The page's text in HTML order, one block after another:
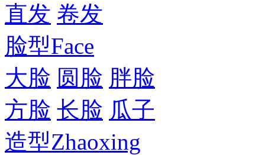
直发 卷发
脸型Face
大脸 圆脸 胖脸
方脸 长脸 瓜子
造型Zhaoxing